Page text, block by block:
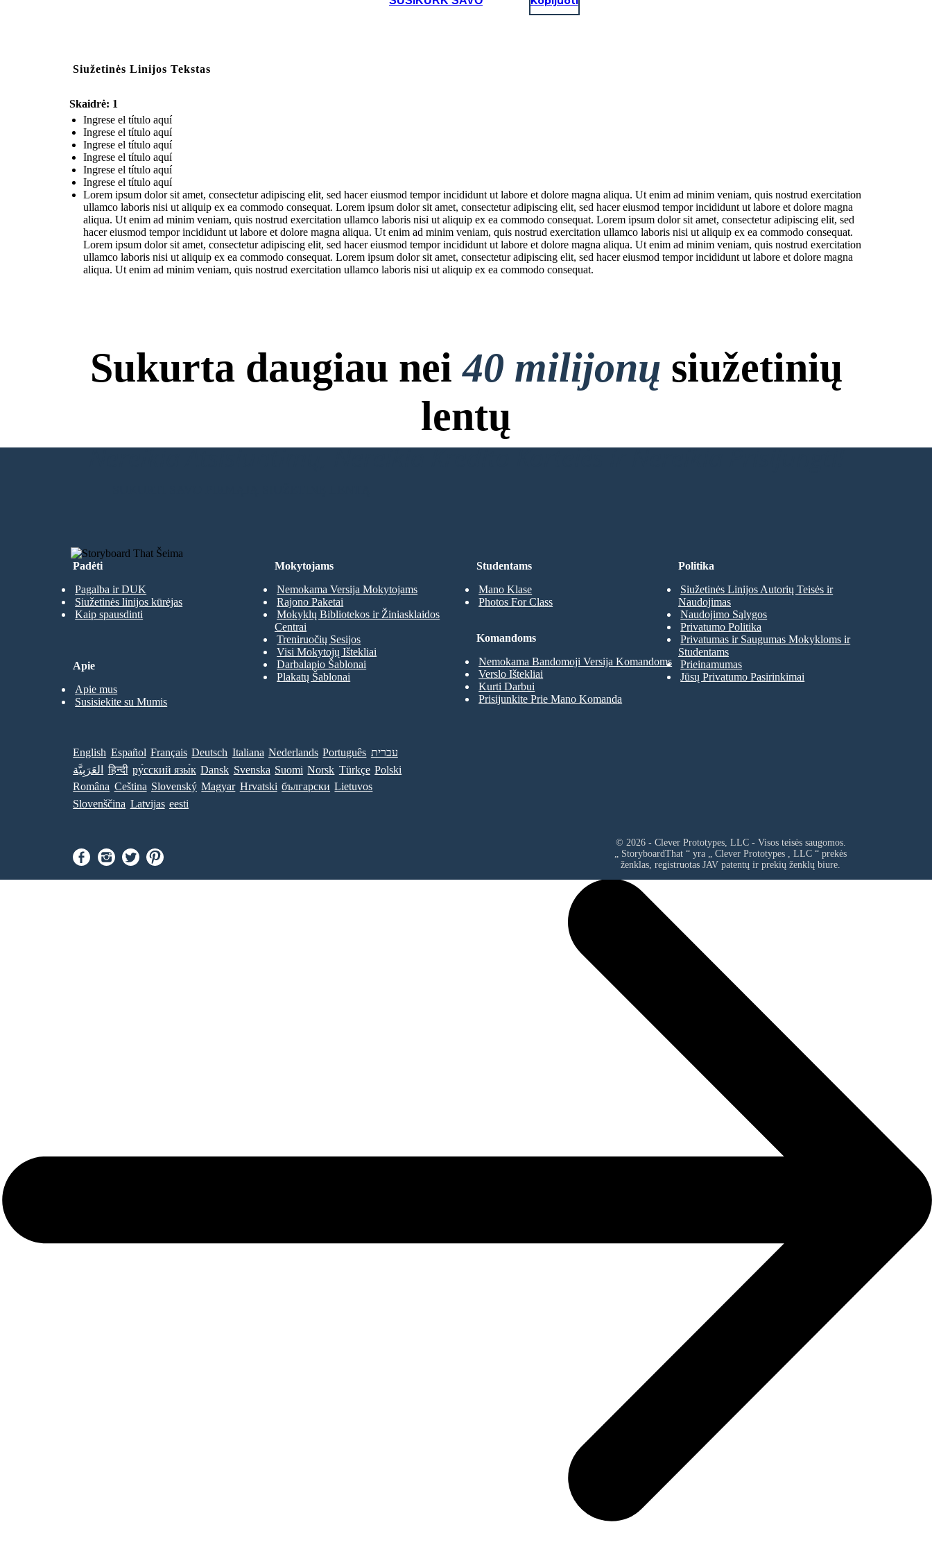
Siužetinės Linijos Tekstas
Skaidrė: 1
Ingrese el título aquí
Ingrese el título aquí
Ingrese el título aquí
Ingrese el título aquí
Ingrese el título aquí
Ingrese el título aquí
Lorem ipsum dolor sit amet, consectetur adipiscing elit, sed hacer eiusmod tempor incididunt ut labore et dolore magna aliqua. Ut enim ad minim veniam, quis nostrud exercitation
ullamco laboris nisi ut aliquip ex ea commodo consequat. Lorem ipsum dolor sit amet, consectetur adipiscing elit, sed hacer eiusmod tempor incididunt ut labore et dolore magna
aliqua. Ut enim ad minim veniam, quis nostrud exercitation ullamco laboris nisi ut aliquip ex ea commodo consequat. Lorem ipsum dolor sit amet, consectetur adipiscing elit, sed
hacer eiusmod tempor incididunt ut labore et dolore magna aliqua. Ut enim ad minim veniam, quis nostrud exercitation ullamco laboris nisi ut aliquip ex ea commodo consequat.
Lorem ipsum dolor sit amet, consectetur adipiscing elit, sed hacer eiusmod tempor incididunt ut labore et dolore magna aliqua. Ut enim ad minim veniam, quis nostrud exercitation
ullamco laboris nisi ut aliquip ex ea commodo consequat. Lorem ipsum dolor sit amet, consectetur adipiscing elit, sed hacer eiusmod tempor incididunt ut labore et dolore magna
aliqua. Ut enim ad minim veniam, quis nostrud exercitation ullamco laboris nisi ut aliquip ex ea commodo consequat.
Sukurta daugiau nei40 milijonų siužetinių
lentų
Nereikia Atsisiuntimų, Nereikia Kredito Kortelės ir Nereikia Prisijungti!
Padėti
Pagalba ir DUK
Siužetinės linijos kūrėjas
Kaip spausdinti
Studentams
Mano Klase
Photos For Class
Mokytojams
Nemokama Versija Mokytojams
Rajono Paketai
Mokyklų Bibliotekos ir Žiniasklaidos
Centrai
Treniruočių Sesijos
Visi Mokytojų Ištekliai
Darbalapio Šablonai
Plakatų Šablonai
Komandoms
Nemokama Bandomoji Versija Komandoms
Verslo Ištekliai
Kurti Darbui
Prisijunkite Prie Mano Komanda
Apie
Apie mus
Susisiekite su Mumis
Politika
Siužetinės Linijos Autorių Teisės ir
Naudojimas
Naudojimo Sąlygos
Privatumo Politika
Privatumas ir Saugumas Mokykloms ir
Studentams
Prieinamumas
Jūsų Privatumo Pasirinkimai
English Español Français Deutsch Italiana Nederlands Português עברית
العَرَبِيَّة
हिन्दी ру́сский язы́к Dansk Svenska Suomi Norsk Türkçe Polski
Româna Ceština Slovenský Magyar Hrvatski български Lietuvos
Slovenščina Latvijas eesti
© 2026 - Clever Prototypes, LLC - Visos teisės saugomos.
„ StoryboardThat “ yra „ Clever Prototypes , LLC “ prekės
ženklas, registruotas JAV patentų ir prekių ženklų biure.